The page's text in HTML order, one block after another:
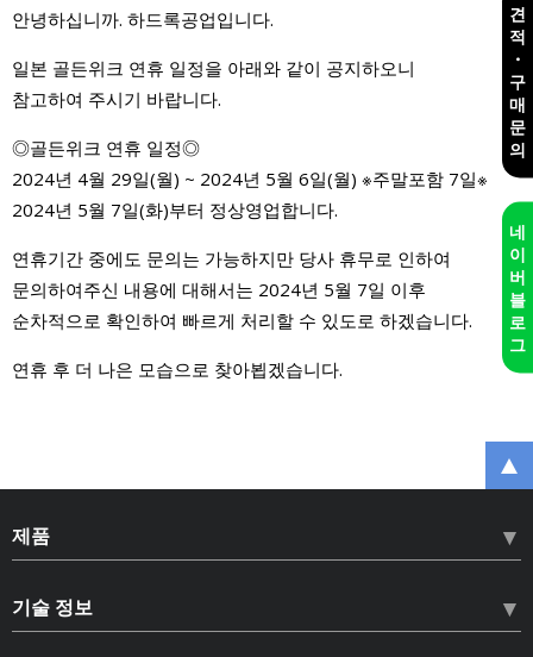
견
적
・
구
매
문
의
네
이
버
블
로
그
안녕하십니까. 하드록공업입니다.
일본 골든위크 연휴 일정을 아래와 같이 공지하오니
참고하여 주시기 바랍니다.
◎골든위크 연휴 일정◎
2024년 4월 29일(월) ~ 2024년 5월 6일(월) ※주말포함 7일※
2024년 5월 7일(화)부터 정상영업합니다.
연휴기간 중에도 문의는 가능하지만 당사 휴무로 인하여
문의하여주신 내용에 대해서는 2024년 5월 7일 이후
순차적으로 확인하여 빠르게 처리할 수 있도로 하겠습니다.
연휴 후 더 나은 모습으로 찾아뵙겠습니다.
제품
HLN 하드록너트
HLB 하드록 베어링 너트
기술 정보